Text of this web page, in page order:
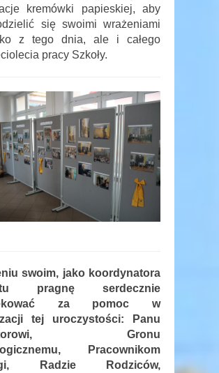
kremówki papieskiej, aby
się swoimi wrażeniami
z tego dnia, ale i całego
pracy Szkoły.
swoim, jako koordynatora
pragnę serdecznie
za pomoc w
tej uroczystości: Panu
Gronu
Pracownikom
Radzie Rodziców,